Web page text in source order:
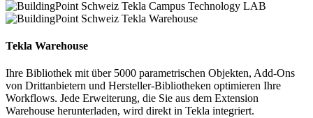
Tekla Warehouse
Ihre Bibliothek mit über 5000 parametrischen Objekten, Add-Ons
von Drittanbietern und Hersteller-Bibliotheken optimieren Ihre
Workflows. Jede Erweiterung, die Sie aus dem Extension
Warehouse herunterladen, wird direkt in Tekla integriert.